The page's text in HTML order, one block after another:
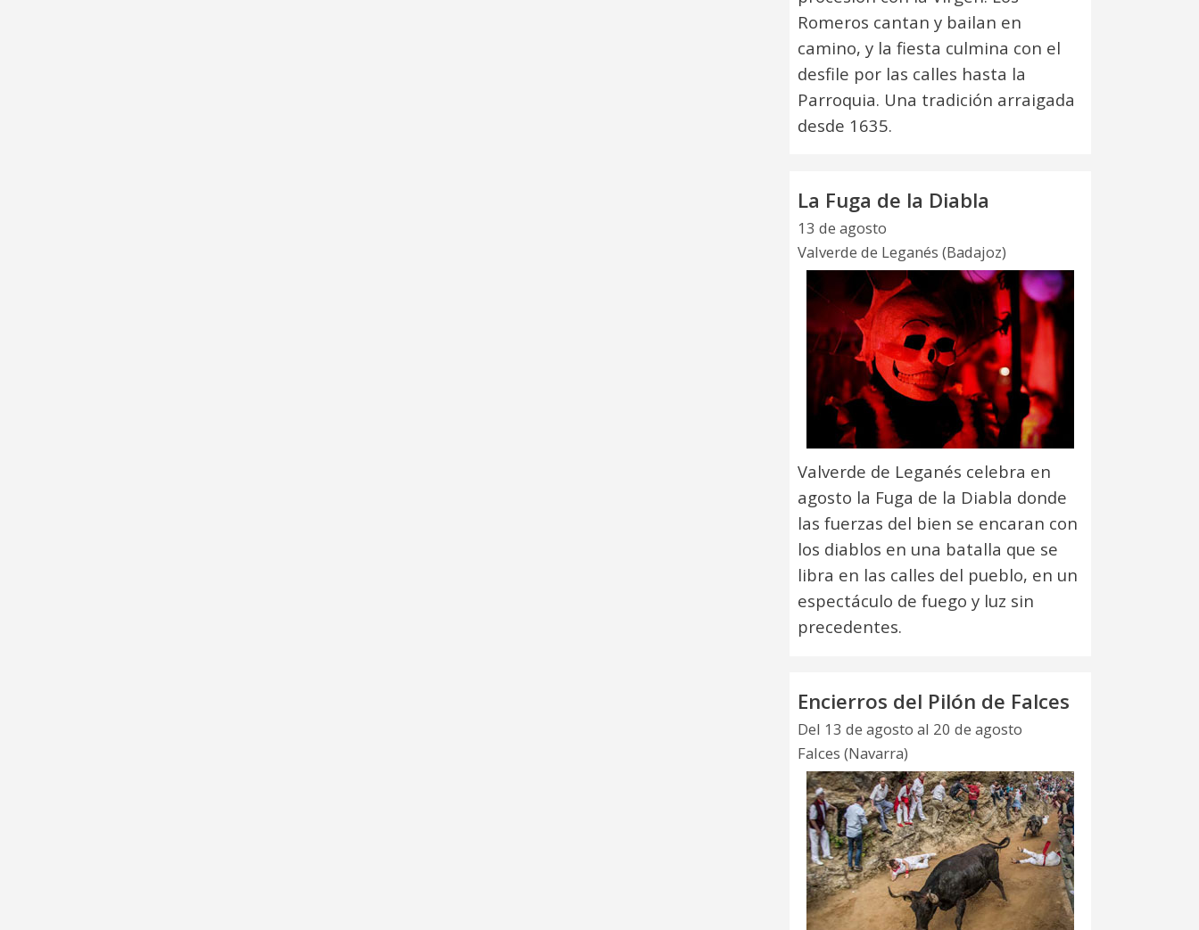
Romeros cantan y bailan en
camino, y la fiesta culmina con el
desfile por las calles hasta la
Parroquia. Una tradición arraigada
desde 1635.
La Fuga de la Diabla
13 de agosto
Valverde de Leganés (Badajoz)
Valverde de Leganés celebra en
agosto la Fuga de la Diabla donde
las fuerzas del bien se encaran con
los diablos en una batalla que se
libra en las calles del pueblo, en un
espectáculo de fuego y luz sin
precedentes.
Encierros del Pilón de Falces
Del 13 de agosto al 20 de agosto
Falces (Navarra)